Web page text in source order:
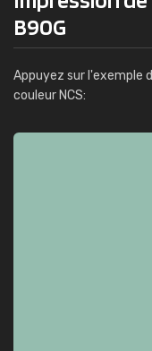
B90G
Appuyez sur l'exemple
couleur NCS: